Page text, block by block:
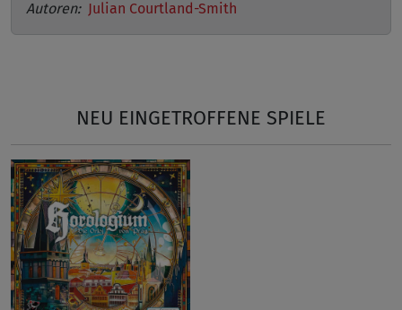
Autoren: Julian Courtland-Smith
NEU EINGETROFFENE SPIELE